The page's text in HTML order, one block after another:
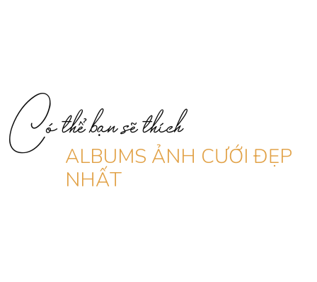
Có thể bạn sẽ thích
ALBUMS ẢNH CƯỚI ĐẸP
NHẤT